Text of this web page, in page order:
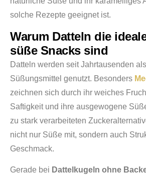
solche Rezepte geeignet ist.
Warum Datteln die
süße Snacks sind
Datteln werden seit Jahrtausenden
Süßungsmittel genutzt. Besonders
zeichnen sich durch ihr weiches
Saftigkeit und ihre ausgewogene
zu stark verarbeiteten
nicht nur Süße mit, sondern auch
Geschmack.
Gerade bei Dattelkugeln ohne